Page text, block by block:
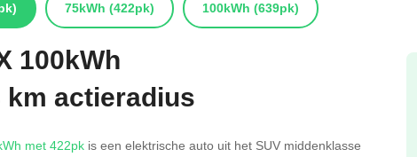
75kWh (422pk) 100kWh (639pk)
100kWh
km actieradius
met 422pk is een elektrische auto uit het SUV middenklasse